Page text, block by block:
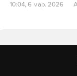
10:04, 6 мар. 2026